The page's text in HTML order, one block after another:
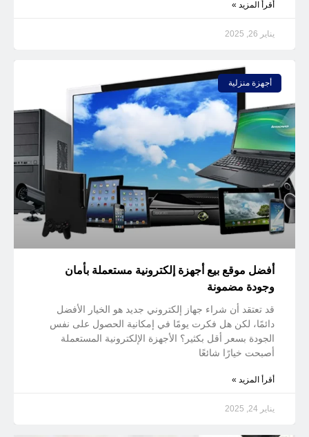
أقرأ المزيد »
يناير 26, 2025
أجهزة منزلية
أفضل موقع بيع أجهزة إلكترونية مستعملة بأمان
وجودة مضمونة
قد تعتقد أن شراء جهاز إلكتروني جديد هو الخيار الأفضل
دائمًا، لكن هل فكرت يومًا في إمكانية الحصول على نفس
الجودة بسعر أقل بكثير؟ الأجهزة الإلكترونية المستعملة
أصبحت خيارًا شائعًا
أقرأ المزيد »
يناير 24, 2025